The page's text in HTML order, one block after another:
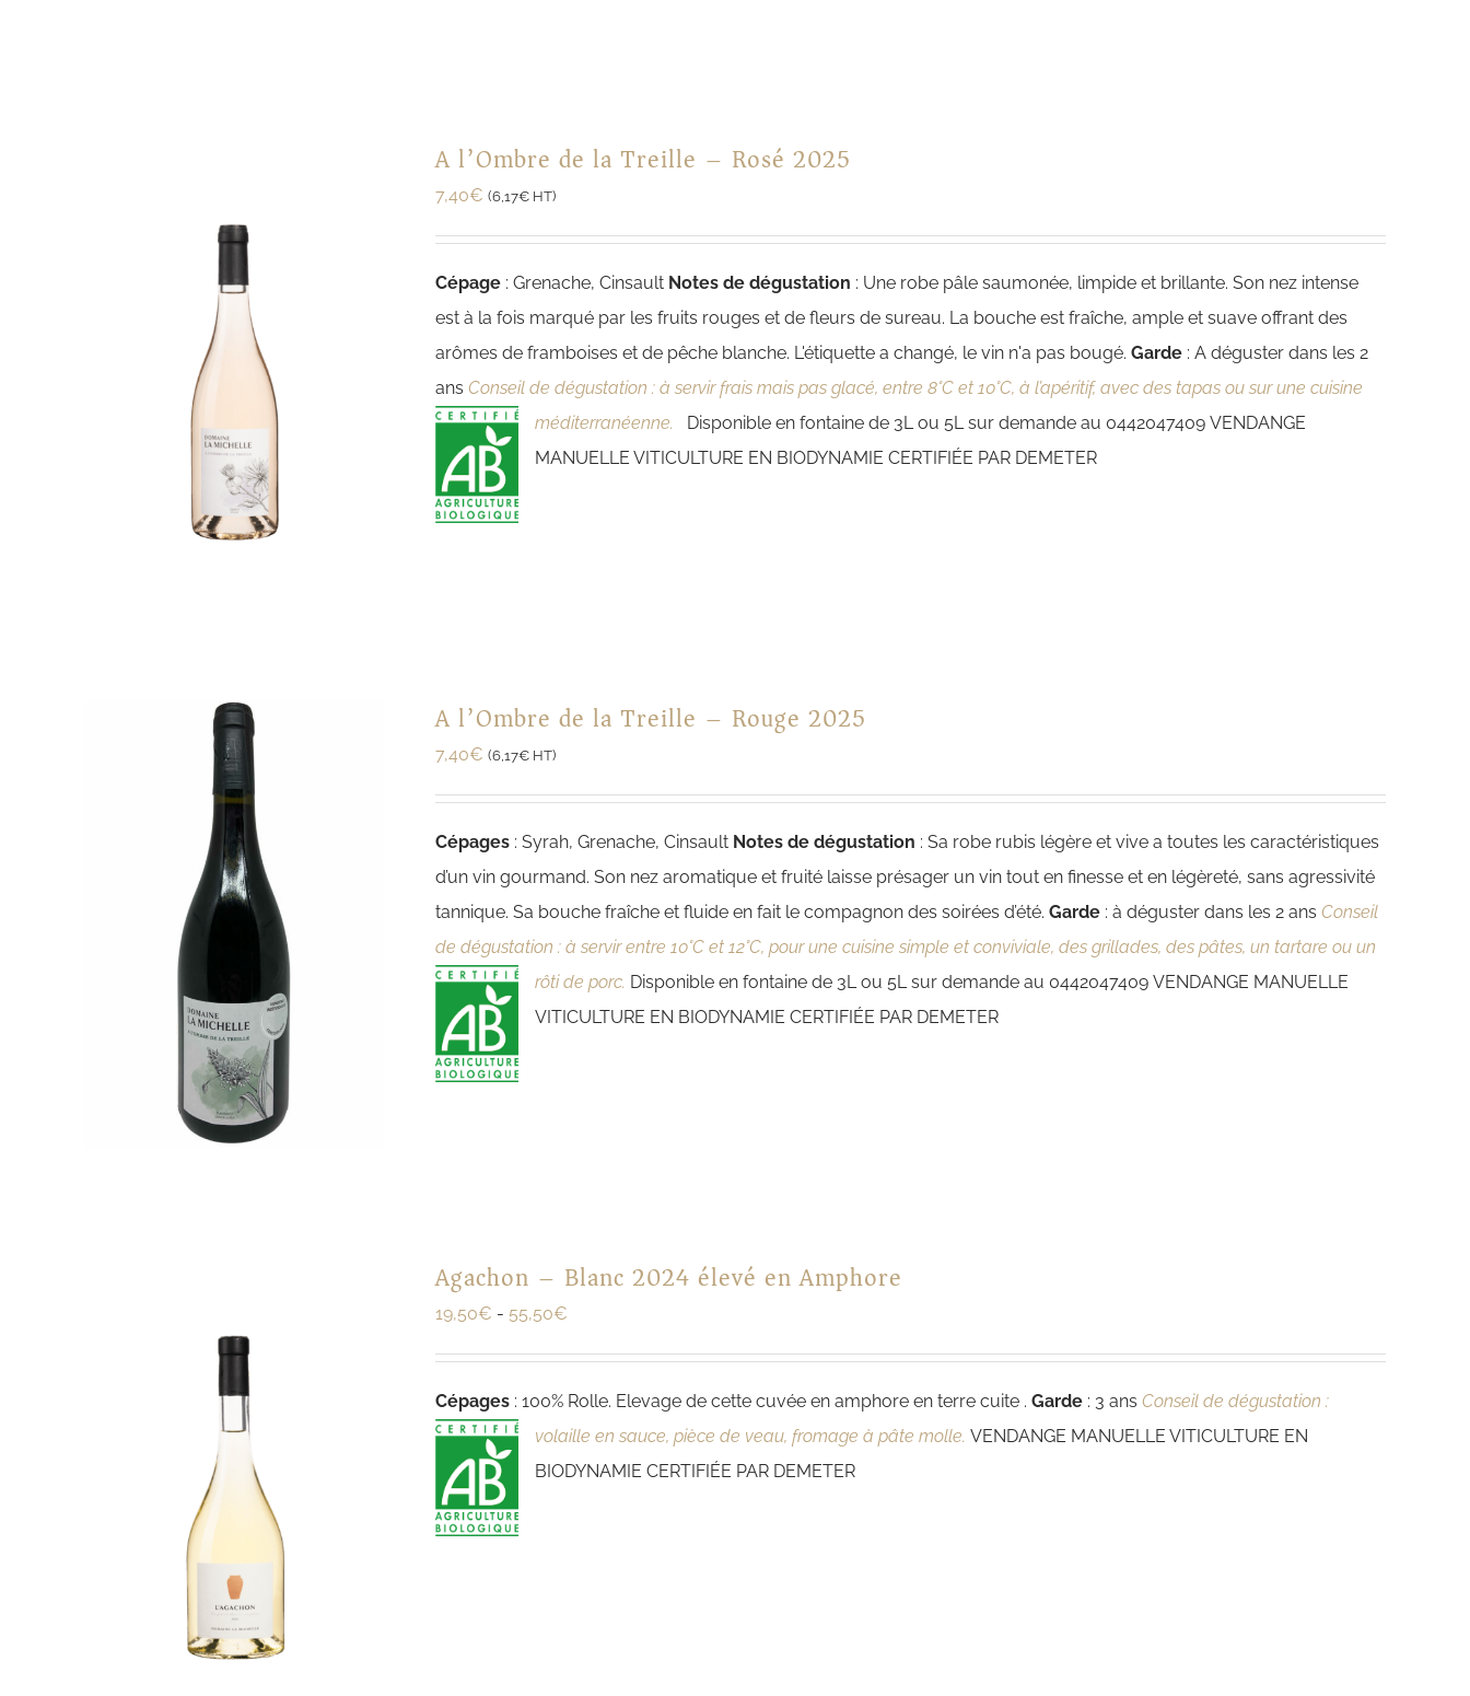
A l’Ombre de la Treille – Rosé 2025
7,40€ (6,17€ HT)
Cépage : Grenache, Cinsault Notes de dégustation : Une robe pâle saumonée, limpide et brillante. Son nez intense
est à la fois marqué par les fruits rouges et de fleurs de sureau. La bouche est fraîche, ample et suave offrant des
arômes de framboises et de pêche blanche. L'étiquette a changé, le vin n'a pas bougé.Garde : A déguster dans les 2
ansConseil de dégustation : à servir frais mais pas glacé, entre 8°C et 10°C, à l’apéritif, avec des tapas ou sur une cuisine
méditerranéenne.
Disponible en fontaine de 3L ou 5L sur demande au 0442047409VENDANGE
MANUELLE VITICULTURE EN BIODYNAMIE CERTIFIÉE PAR DEMETER
A l’Ombre de la Treille – Rouge 2025
7,40€ (6,17€ HT)
Cépages : Syrah, Grenache, Cinsault Notes de dégustation : Sa robe rubis légère et vive a toutes les caractéristiques
d’un vin gourmand. Son nez aromatique et fruité laisse présager un vin tout en finesse et en légèreté, sans agressivité
tannique. Sa bouche fraîche et fluide en fait le compagnon des soirées d’été.Garde : à déguster dans les 2 ansConseil
de dégustation : à servir entre 10°C et 12°C, pour une cuisine simple et conviviale, des grillades, des pâtes, un tartare ou un
rôti de porc. Disponible en fontaine de 3L ou 5L sur demande au 0442047409VENDANGE MANUELLE
VITICULTURE EN BIODYNAMIE CERTIFIÉE PAR DEMETER
Agachon – Blanc 2024 élevé en Amphore
19,50€ - 55,50€
Cépages : 100% Rolle. Elevage de cette cuvée en amphore en terre cuite .Garde : 3 ansConseil de dégustation :
volaille en sauce, pièce de veau, fromage à pâte molle. VENDANGE MANUELLE VITICULTURE EN
BIODYNAMIE CERTIFIÉE PAR DEMETER